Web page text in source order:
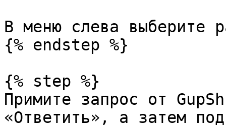
В меню слева выберите
{% endstep %}
{% step %}
Примите запрос от
«Ответить», а затем